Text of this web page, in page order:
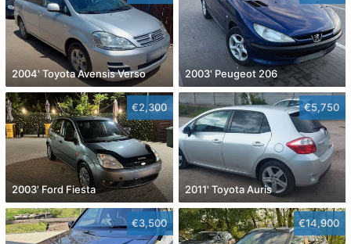
2004' Toyota Avensis Verso 2003' Peugeot 206
€2,300
2003' Ford Fiesta
€5,750
2011' Toyota Auris
€3,500 €14,900